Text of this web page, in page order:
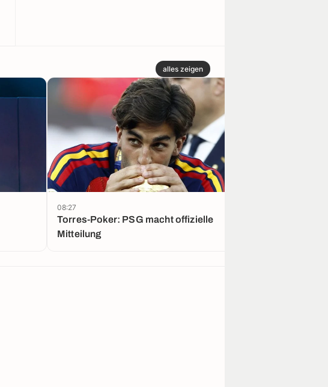
alles zeigen
Torres-Poker: PSG macht offizielle
Mitteilung
08:27